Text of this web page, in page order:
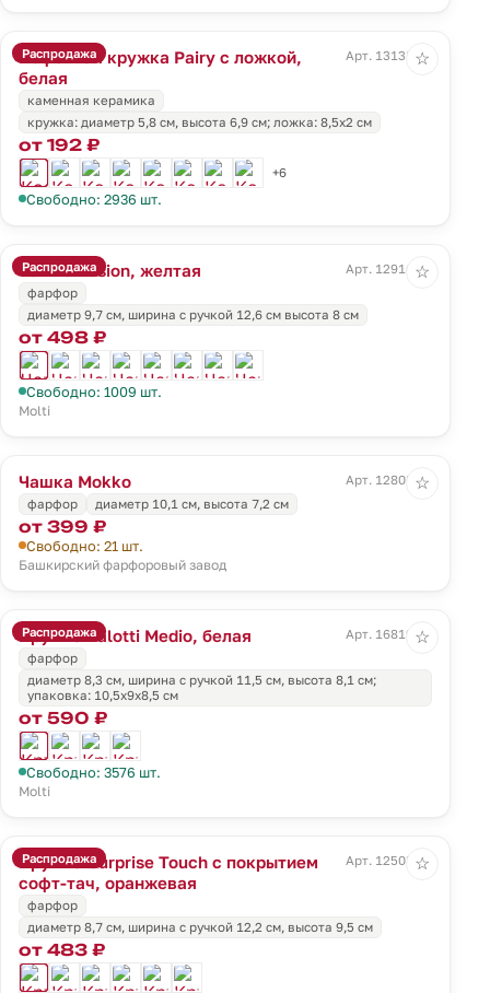
Распродажа
Кофейная кружка Pairy с ложкой,
белая
Арт. 13138.60
каменная керамика
кружка: диаметр 5,8 см, высота 6,9 см; ложка: 8,5x2 см
от 192 ₽
+6
Свободно: 2936 шт.
☆
Распродажа
Чашка Fusion, желтая
Арт. 12916.80
фарфор
диаметр 9,7 см, ширина с ручкой 12,6 см высота 8 см
от 498 ₽
Свободно: 1009 шт.
Molti
☆
Чашка Mokko
Арт. 12803.25
фарфор
диаметр 10,1 см, высота 7,2 см
от 399 ₽
Свободно: 21 шт.
Башкирский фарфоровый завод
☆
Распродажа
Кружка Valotti Medio, белая
Арт. 16819.60
фарфор
диаметр 8,3 см, ширина с ручкой 11,5 см, высота 8,1 см;
упаковка: 10,5x9x8,5 см
от 590 ₽
Свободно: 3576 шт.
Molti
☆
Распродажа
Кружка Surprise Touch с покрытием
софт-тач, оранжевая
Арт. 12503.20
фарфор
диаметр 8,7 см, ширина с ручкой 12,2 см, высота 9,5 см
от 483 ₽
☆